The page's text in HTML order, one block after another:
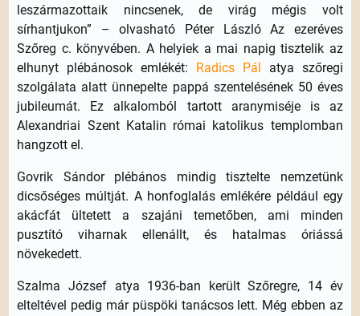
leszármazottaik nincsenek, de virág mégis volt
sírhantjukon” – olvasható Péter László Az ezeréves
Szőreg c. könyvében. A helyiek a mai napig tisztelik az
elhunyt plébánosok emlékét:
Radics Pál
atya szőregi
szolgálata alatt ünnepelte pappá szentelésének 50 éves
jubileumát. Ez alkalomból tartott aranymiséje is az
Alexandriai Szent Katalin római katolikus templomban
hangzott el.
Govrik Sándor plébános mindig tisztelte nemzetünk
dicsőséges múltját. A honfoglalás emlékére például egy
akácfát ültetett a szajáni temetőben, ami minden
pusztító viharnak ellenállt, és hatalmas óriássá
növekedett.
Szalma József atya 1936-ban került Szőregre, 14 év
elteltével pedig már püspöki tanácsos lett. Még ebben az